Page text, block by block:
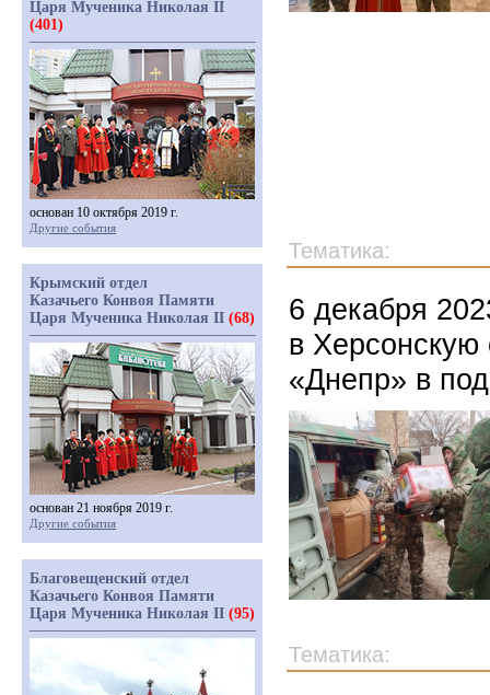
Тематика:
6 декабря
в Херсонскую
«Днепр» в
Тематика:
Царя Мученика Николая II
(401)
основан 10 октября 2019 г.
Другие события
Крымский отдел
Казачьего Конвоя Памяти
Царя Мученика Николая II (68)
основан 21 ноября 2019 г.
Другие события
Благовещенский отдел
Казачьего Конвоя Памяти
Царя Мученика Николая II (95)